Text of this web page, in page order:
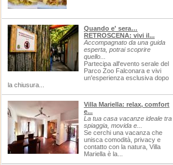
Quando e' sera…
RETROSCENA: vivi il...
Accompagnato da una guida
esperta, potrai scoprire
quello...
Partecipa all'evento serale del
Parco Zoo Falconara e vivi
un'esperienza esclusiva dopo
la chiusura...
Villa Mariella: relax, comfort
e...
La tua casa vacanze ideale tra
spiaggia, movida e...
Se cerchi una vacanza che
unisca comodità, privacy e
contatto con la natura, Villa
Mariella è la...